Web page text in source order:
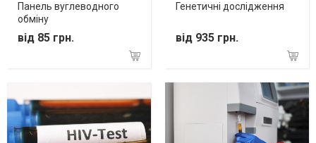
Панель вуглеводного
обміну
від 85 грн.
Генетичні дослідження
від 935 грн.